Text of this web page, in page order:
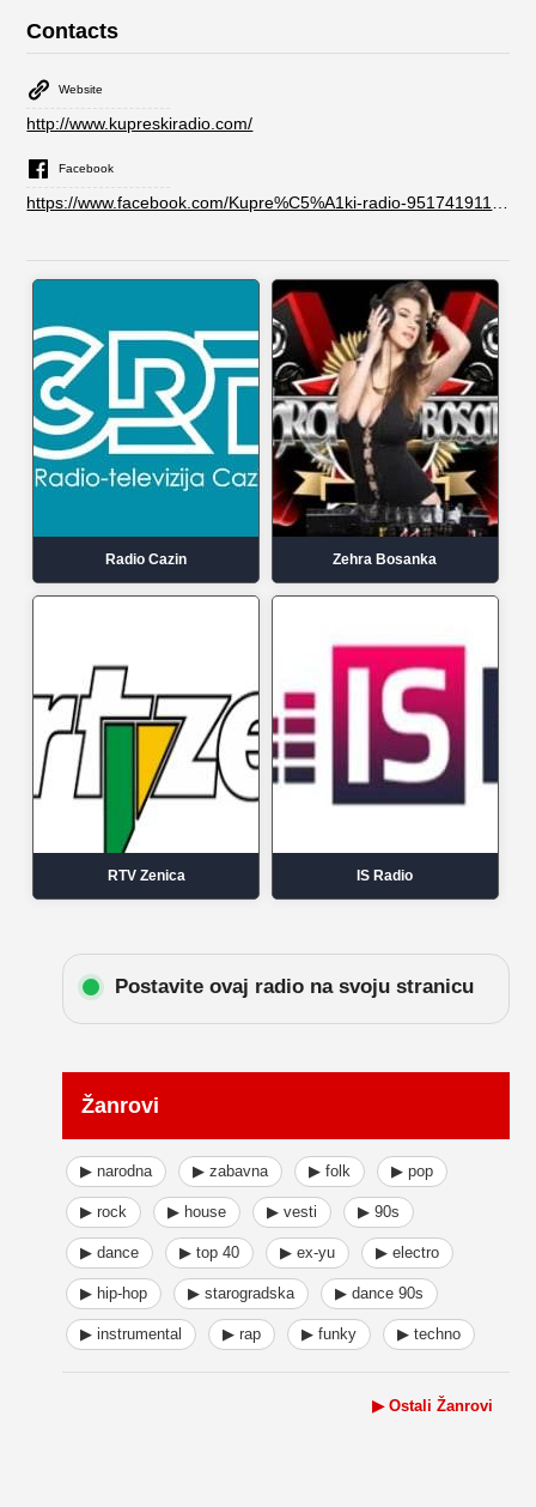
Contacts
Website
http://www.kupreskiradio.com/
Facebook
Radio Cazin Zehra Bosanka
RTV Zenica IS Radio
Postavite ovaj radio na svoju stranicu
Žanrovi
▶ narodna ▶ zabavna ▶ folk ▶ pop
▶ rock ▶ house ▶ vesti ▶ 90s
▶ dance ▶ top 40 ▶ ex-yu ▶ electro
▶ hip-hop ▶ starogradska ▶ dance 90s
▶ instrumental ▶ rap ▶ funky ▶ techno
▶ Ostali Žanrovi